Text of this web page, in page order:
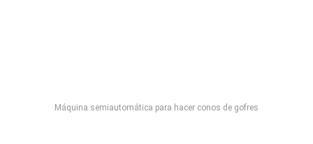
Máquina semiautomática para hacer conos de gofres